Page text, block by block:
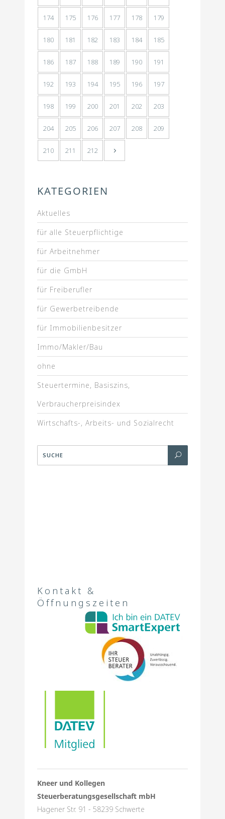
174 175 176 177 178 179
180 181 182 183 184 185
186 187 188 189 190 191
192 193 194 195 196 197
198 199 200 201 202 203
204 205 206 207 208 209
210 211 212
KATEGORIEN
Aktuelles
für alle Steuerpflichtige
für Arbeitnehmer
für die GmbH
für Freiberufler
für Gewerbetreibende
für Immobilienbesitzer
Immo/Makler/Bau
ohne
Steuertermine, Basiszins,
Verbraucherpreisindex
Wirtschafts-, Arbeits- und Sozialrecht
Kontakt &
Öffnungszeiten
Kneer und Kollegen
Steuerberatungsgesellschaft mbH
Hagener Str. 91 - 58239 Schwerte